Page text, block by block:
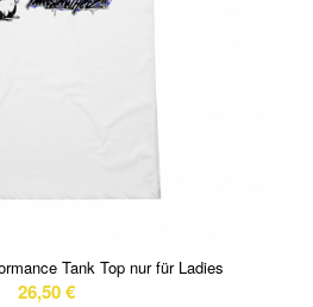
Tank Top nur für Ladies
26,50€